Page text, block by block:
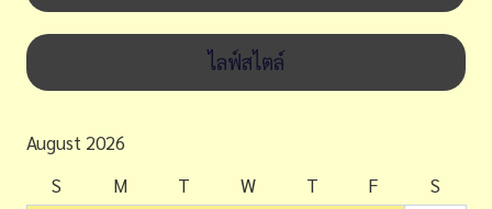
ไลฟ์สไตล์
August 2026
S
M T W T F S